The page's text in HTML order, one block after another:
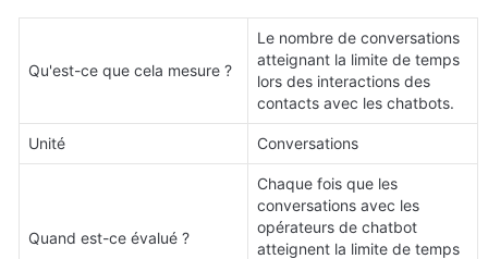
Qu'est-ce que cela mesure ?
Le nombre de conversations
atteignant la limite de temps
lors des interactions des
contacts avec les chatbots.
Unité Conversations
Quand est-ce évalué ?
Chaque fois que les
conversations avec les
opérateurs de chatbot
atteignent la limite de temps